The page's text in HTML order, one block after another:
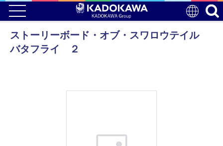
ストーリーボード・オブ・スワロウテイル
バタフライ ２